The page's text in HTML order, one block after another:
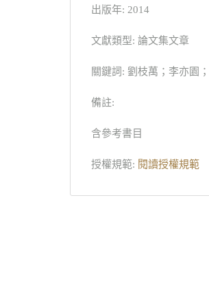
出版年: 2014
文獻類型: 論文集文章
關鍵詞: 劉枝萬；李亦園
備註:
含參考書目
授權規範: 閱讀授權規範